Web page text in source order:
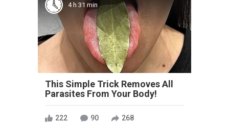
4 h 31 min
This Simple Trick Removes All
Parasites From Your Body!
222 90 268